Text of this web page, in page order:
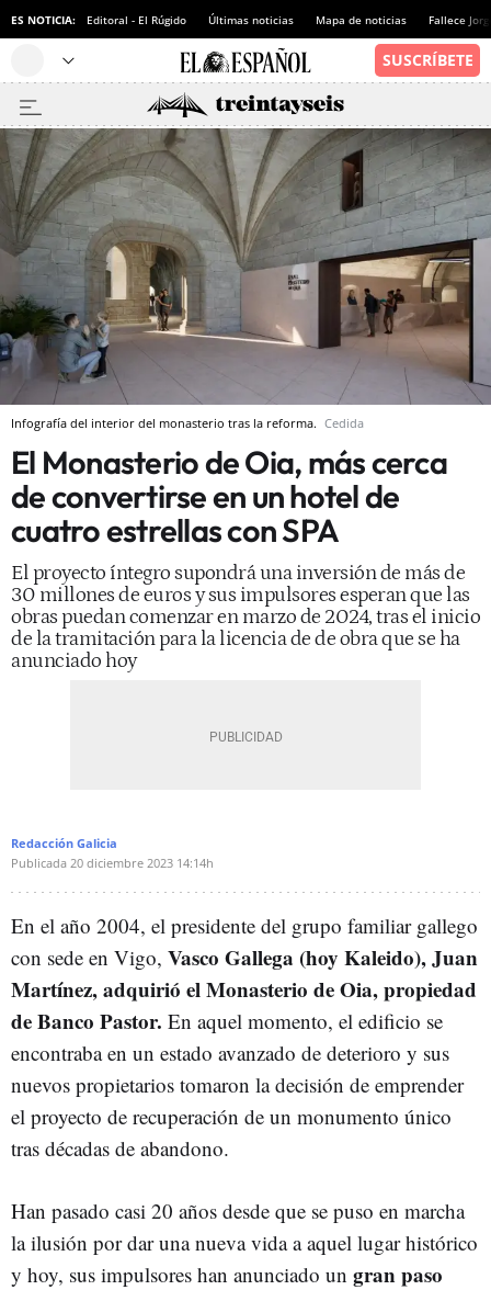
ES NOTICIA: Editoral - El Rúgido Últimas noticias Mapa de noticias Fallece
Infografía del interior del monasterio tras la reforma. Cedida
El Monasterio de Oia, más cerca
de convertirse en un hotel de
cuatro estrellas con SPA
El proyecto íntegro supondrá una inversión de más de
30 millones de euros y sus impulsores esperan que las
obras puedan comenzar en marzo de 2024, tras el inicio
de la tramitación para la licencia de de obra que se ha
anunciado hoy
Redacción Galicia
Publicada 20 diciembre 2023 14:14h
En el año 2004, el presidente del grupo familiar gallego
con sede en Vigo, Vasco Gallega (hoy Kaleido), Juan
Martínez, adquirió el Monasterio de Oia, propiedad
de Banco Pastor. En aquel momento, el edificio se
encontraba en un estado avanzado de deterioro y sus
nuevos propietarios tomaron la decisión de emprender
el proyecto de recuperación de un monumento único
tras décadas de abandono.
Han pasado casi 20 años desde que se puso en marcha
la ilusión por dar una nueva vida a aquel lugar histórico
y hoy, sus impulsores han anunciado un gran paso